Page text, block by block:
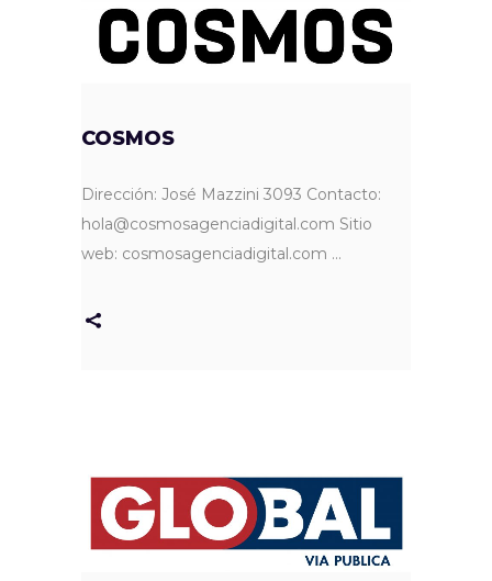
COSMOS
Dirección: José Mazzini 3093 Contacto:
hola@cosmosagenciadigital.com Sitio
web: cosmosagenciadigital.com